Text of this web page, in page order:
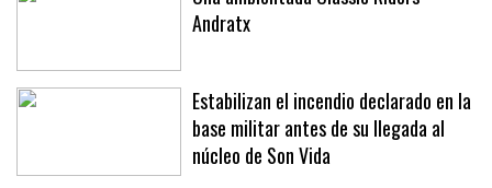
Una ambientada Classic Riders
Estabilizan el incendio declarado en la
base militar antes de su llegada al